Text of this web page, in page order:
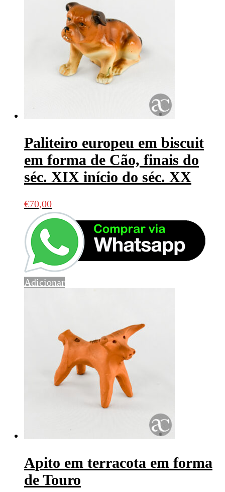
Paliteiro europeu em biscuit
em forma de Cão, finais do
séc. XIX início do séc. XX
€70,00
Adicionar
Apito em terracota em forma
de Touro